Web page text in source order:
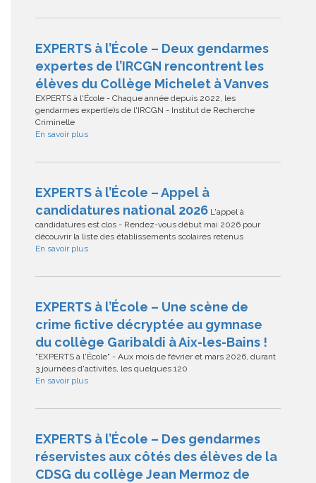
EXPERTS à l’École – Deux gendarmes
expertes de l’IRCGN rencontrent les
élèves du Collège Michelet à Vanves
EXPERTS à l'École - Chaque année depuis 2022, les
gendarmes expert(e)s de l'IRCGN - Institut de Recherche
Criminelle
En savoir plus
EXPERTS à l’École – Appel à
candidatures national 2026 L'appel à
candidatures est clos - Rendez-vous début mai 2026 pour
découvrir la liste des établissements scolaires retenus
En savoir plus
EXPERTS à l’École – Une scène de
crime fictive décryptée au gymnase
du collège Garibaldi à Aix-les-Bains !
"EXPERTS à l'École" - Aux mois de février et mars 2026, durant
3 journées d'activités, les quelques 120
En savoir plus
EXPERTS à l’École – Des gendarmes
réservistes aux côtés des élèves de la
CDSG du collège Jean Mermoz de